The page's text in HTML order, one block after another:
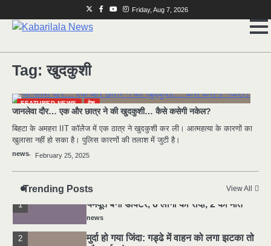
to
TwitterFacebookYoutubeInstagram
Friday, Aug 7, 2026
Tag:खुदकुशी
FEATURED NEWS देश
जानलेवा दौर… एक और छात्र ने की खुदकुशी… कैसे कसेगी नकेल?
बिहटा के अमहरा IIT कॉलेेज में एक ठात्र ने खुदकुशी कर ली। आत्महत्या के कारणों का
खुलासा नहीं हो सका है। पुलिस कारणों की तलाश में जुटी है।
news February 25, 2025
Trending Posts View All
लौट गई सांस
news
news
चीन में नए वायरस ने मचाई तबाही.. इमरजेंसी !
news
5
1 यमदूत बना डॉक्टर, 6 लोगों को रौंदा, 2 की मौत
news
2
मुर्दा हो गया जिंदा: गड्ढे में वाहन को लगा झटका तो